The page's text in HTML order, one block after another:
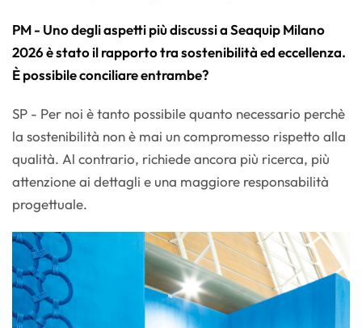
PM - Uno degli aspetti più discussi a Seaquip Milano
2026 è stato il rapporto tra sostenibilità ed eccellenza.
È possibile conciliare entrambe?
SP - Per noi è tanto possibile quanto necessario perchè
la sostenibilità non è mai un compromesso rispetto alla
qualità. Al contrario, richiede ancora più ricerca, più
attenzione ai dettagli e una maggiore responsabilità
progettuale.